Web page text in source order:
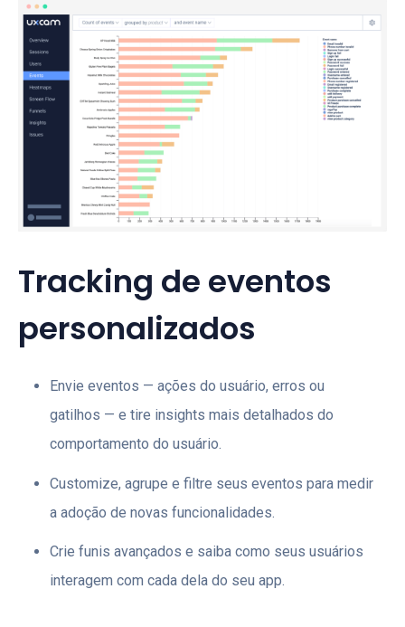
Tracking de eventos
personalizados
Envie eventos — ações do usuário, erros ou
gatilhos —e tire insights mais detalhados do
comportamento do usuário.
Customize, agrupe e filtre seus eventos para medir
a adoção de novas funcionalidades.
Crie funis avançados e saiba como seus usuários
interagem com cada dela do seu app.